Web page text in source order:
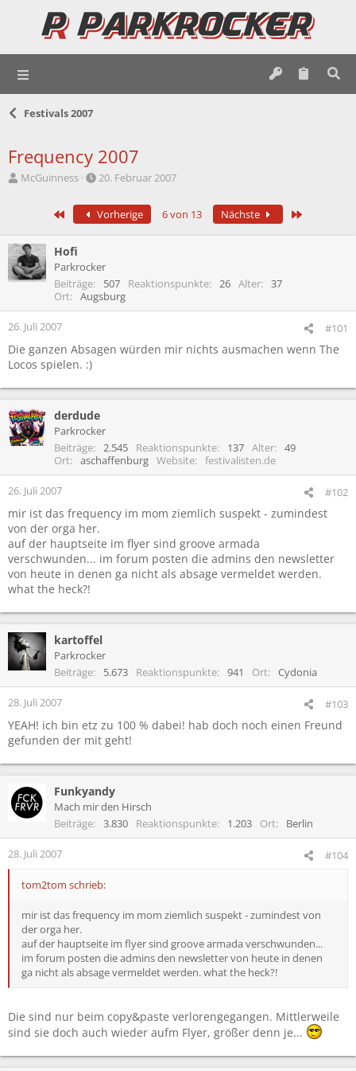
Festivals 2007
Frequency 2007
E
l
l
e
McGuinness
E
s
t
l
a
m
20. Februar 2007
Erste Vorherige 6 von 13 Nächste
Hofi
Parkrocker
Beiträge
507 Reaktionspunkte 26 Alter
37
Ort
Augsburg
26. Juli 2007 #101
Die ganzen Absagen würden mir nichts ausmachen wenn The
Locos spielen. :)
derdude
Parkrocker
Beiträge
2.545 Reaktionspunkte 137 Alter
49
Ort
aschaffenburg Website festivalisten.de
26. Juli 2007 #102
mir ist das frequency im mom ziemlich suspekt - zumindest
von der orga her.
auf der hauptseite im flyer sind groove armada
verschwunden... im forum posten die admins den newsletter
von heute in denen ga nicht als absage vermeldet werden.
what the heck?!
kartoffel
Parkrocker
Beiträge
5.673 Reaktionspunkte 941 Ort Cydonia
28. Juli 2007 #103
YEAH! ich bin etz zu 100 % dabei! hab doch noch einen Freund
gefunden der mit geht!
Funkyandy
Mach mir den Hirsch
Beiträge
3.830 Reaktionspunkte 1.203 Ort Berlin
28. Juli 2007 #104
tom2tom schrieb:
mir ist das frequency im mom ziemlich suspekt - zumindest von
der orga her.
auf der hauptseite im flyer sind groove armada verschwunden...
im forum posten die admins den newsletter von heute in denen
ga nicht als absage vermeldet werden. what the heck?!
Die sind nur beim copy&paste verlorengegangen. Mittlerweile
sind sie doch auch wieder aufm Flyer, größer denn je...